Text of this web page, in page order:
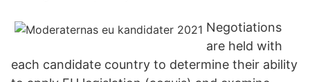
Negotiations
are held with
each candidate country to determine their ability